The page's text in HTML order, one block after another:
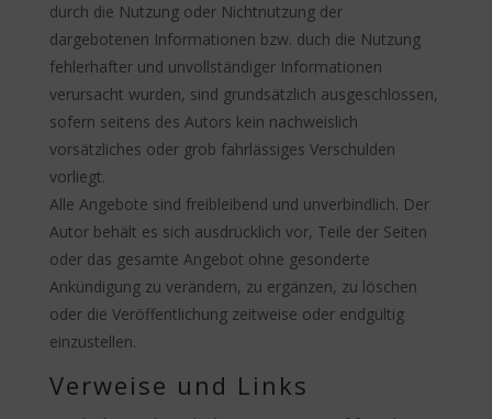
durch die Nutzung oder Nichtnutzung der
dargebotenen Informationen bzw. duch die Nutzung
fehlerhafter und unvollständiger Informationen
verursacht wurden, sind grundsätzlich ausgeschlossen,
sofern seitens des Autors kein nachweislich
vorsätzliches oder grob fahrlässiges Verschulden
vorliegt.
Alle Angebote sind freibleibend und unverbindlich. Der
Autor behält es sich ausdrücklich vor, Teile der Seiten
oder das gesamte Angebot ohne gesonderte
Ankündigung zu verändern, zu ergänzen, zu löschen
oder die Veröffentlichung zeitweise oder endgültig
einzustellen.
Verweise und Links